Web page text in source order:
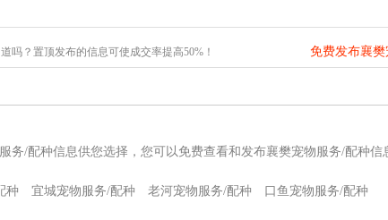
吗？置顶发布的信息可使成交率提高50%！ 免费发布襄
/配种信息供您选择，您可以免费查看和发布襄樊宠物服务/配种信
种 宜城宠物服务/配种 老河宠物服务/配种
口鱼宠物服务/配种